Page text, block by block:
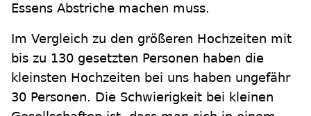
Essens Abstriche machen muss.
Im Vergleich zu den größeren Hochzeiten mit
bis zu 130 gesetzten Personen haben die
kleinsten Hochzeiten bei uns haben ungefähr
30 Personen. Die Schwierigkeit bei kleinen